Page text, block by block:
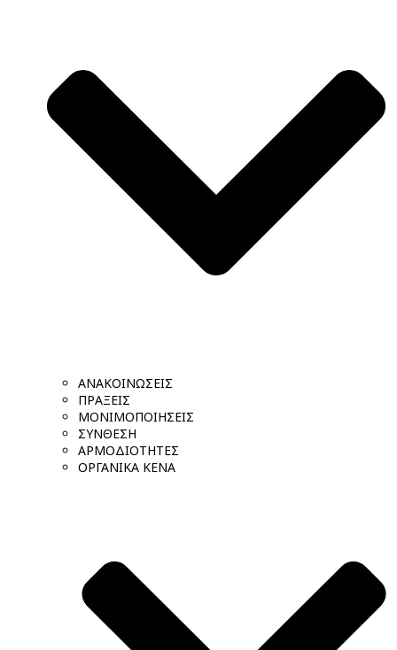
ΑΝΑΚΟΙΝΩΣΕΙΣ
ΠΡΑΞΕΙΣ
ΜΟΝΙΜΟΠΟΙΗΣΕΙΣ
ΣΥΝΘΕΣΗ
ΑΡΜΟΔΙΟΤΗΤΕΣ
ΟΡΓΑΝΙΚΑ ΚΕΝΑ